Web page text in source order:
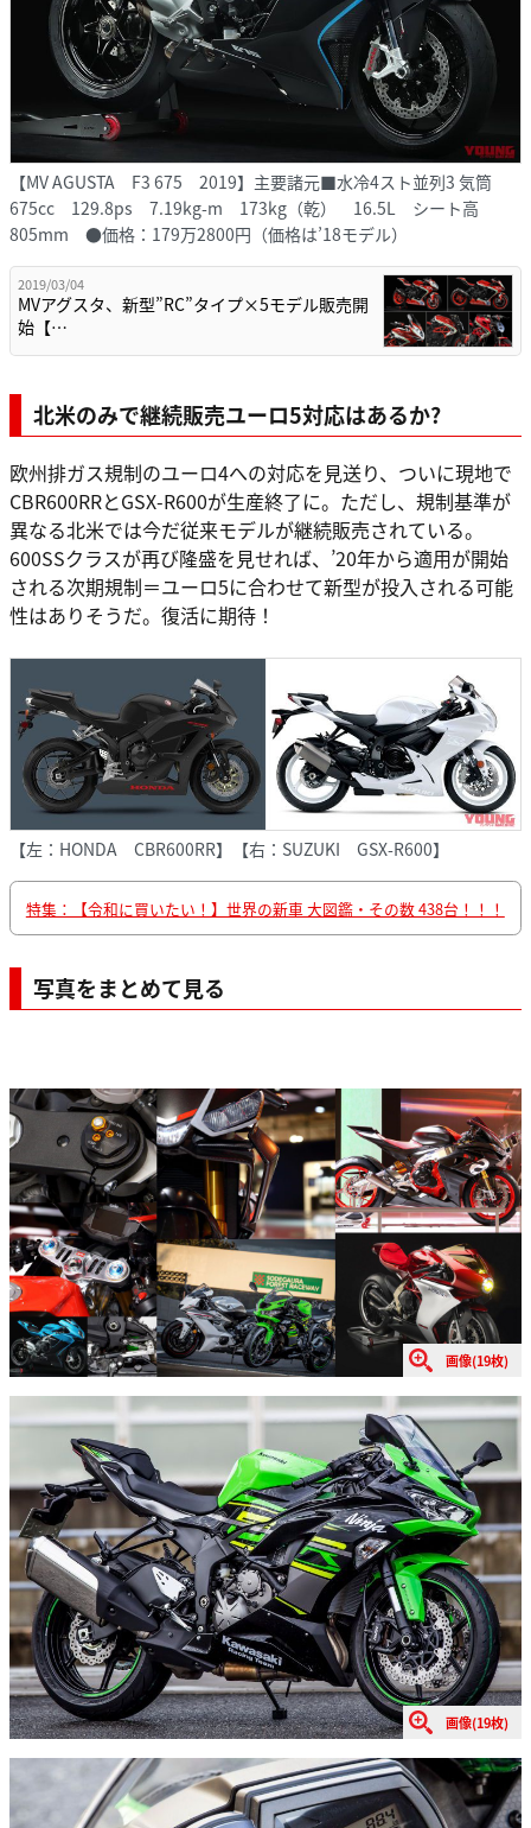
【MV AGUSTA F3 675 2019】主要諸元■水冷4スト並列3 気筒
675cc 129.8ps 7.19kg-m 173kg（乾） 16.5L シート高
805mm ●価格：179万2800円（価格は’18モデル）
2019/03/04
MVアグスタ、新型”RC”タイプ×5モデル販売開
始【…
北米のみで継続販売ユーロ5対応はあるか?
欧州排ガス規制のユーロ4への対応を見送り、ついに現地で
CBR600RRとGSX-R600が生産終了に。ただし、規制基準が
異なる北米では今だ従来モデルが継続販売されている。
600SSクラスが再び隆盛を見せれば、’20年から適用が開始
される次期規制＝ユーロ5に合わせて新型が投入される可能
性はありそうだ。復活に期待！
【左：HONDA CBR600RR】【右：SUZUKI GSX-R600】
特集：【令和に買いたい！】世界の新車 大図鑑・その数 438台！！！
写真をまとめて見る
画像(19枚)
画像(19枚)